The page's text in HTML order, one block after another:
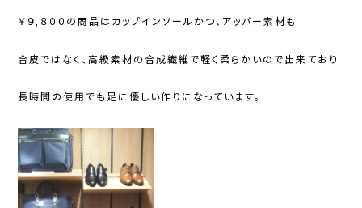
￥９,８００の商品はカップインソールかつ、アッパー素材も
合皮ではなく、高級素材の合成繊維で軽く柔らかいので出来ており
長時間の使用でも足に優しい作りになっています。